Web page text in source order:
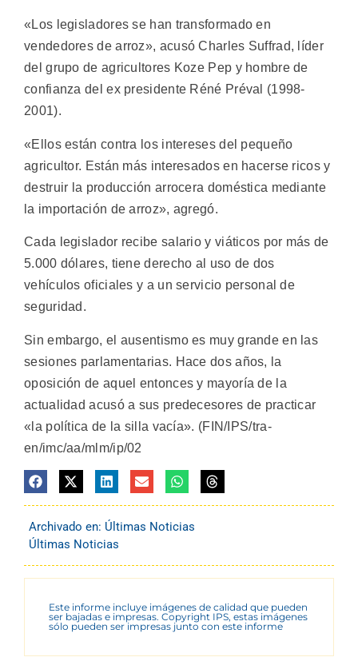
«Los legisladores se han transformado en
vendedores de arroz», acusó Charles Suffrad, líder
del grupo de agricultores Koze Pep y hombre de
confianza del ex presidente Réné Préval (1998-
2001).
«Ellos están contra los intereses del pequeño
agricultor. Están más interesados en hacerse ricos y
destruir la producción arrocera doméstica mediante
la importación de arroz», agregó.
Cada legislador recibe salario y viáticos por más de
5.000 dólares, tiene derecho al uso de dos
vehículos oficiales y a un servicio personal de
seguridad.
Sin embargo, el ausentismo es muy grande en las
sesiones parlamentarias. Hace dos años, la
oposición de aquel entonces y mayoría de la
actualidad acusó a sus predecesores de practicar
«la política de la silla vacía». (FIN/IPS/tra-
en/imc/aa/mlm/ip/02
Archivado en: Últimas Noticias
Últimas Noticias
Este informe incluye imágenes de calidad que pueden
ser bajadas e impresas. Copyright IPS, estas imágenes
sólo pueden ser impresas junto con este informe